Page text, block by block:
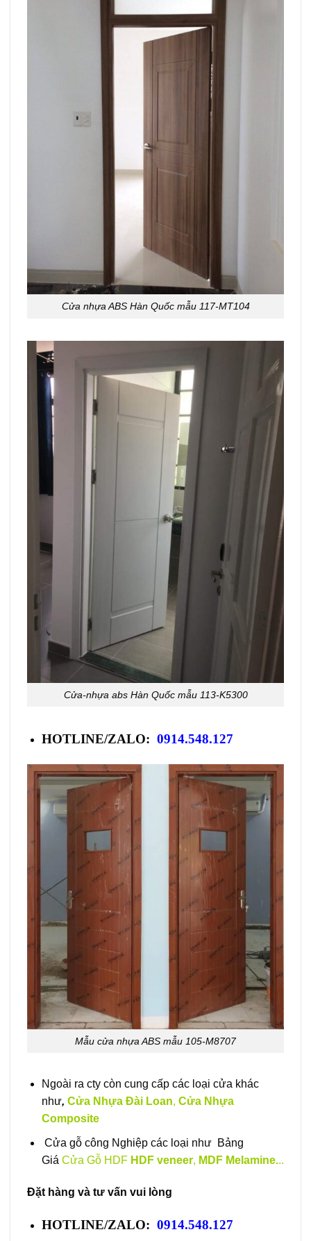
Cửa nhựa ABS Hàn Quốc mẫu 117-MT104
Cửa-nhựa abs Hàn Quốc mẫu 113-K5300
HOTLINE/ZALO: 0914.548.127
Mẫu cửa nhựa ABS mẫu 105-M8707
Ngoài ra cty còn cung cấp các loại cửa khác
như, Cửa Nhựa Đài Loan, Cửa Nhựa
Composite
Cửa gỗ công Nghiệp các loại như Bảng
Giá Cửa Gỗ HDF HDF veneer, MDF Melamine...
Đặt hàng và tư vấn vui lòng
HOTLINE/ZALO: 0914.548.127